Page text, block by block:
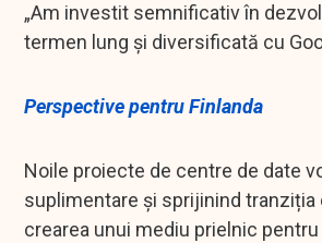
„Am investit semnificativ în
termen lung și diversificată cu
Perspective pentru Finlanda
Noile proiecte de centre de date
suplimentare și sprijinind
crearea unui mediu prielnic